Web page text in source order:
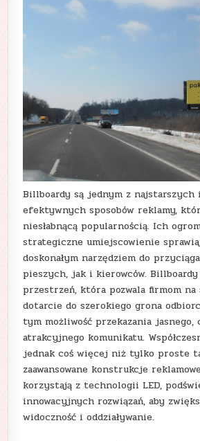
Billboardy są jednym z najstarszych
efektywnych sposobów reklamy,
niesłabnącą popularnością. Ich
strategiczne umiejscowienie
doskonałym narzędziem do
pieszych, jak i kierowców.
przestrzeń, która pozwala firmom na
dotarcie do szerokiego grona
tym możliwość przekazania
atrakcyjnego komunikatu.
jednak coś więcej niż tylko proste
zaawansowane konstrukcje
korzystają z technologii LED,
innowacyjnych rozwiązań, aby
widoczność i oddziaływanie.